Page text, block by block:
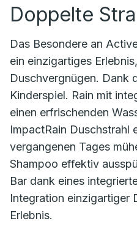
Doppelte
Das Besondere an
ein einzigartiges
Duschvergnügen. Dank
Kinderspiel. Rain mit
einen erfrischenden
ImpactRain Duschstrahl
vergangenen Tages
Shampoo effektiv
Bar dank eines
Integration einzigartiger
Erlebnis.